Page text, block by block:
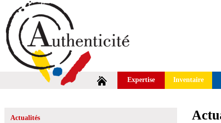
Expertise Inventaire
Actualités